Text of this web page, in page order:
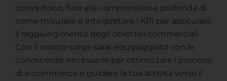
convertono, fino alla comprensione profonda di
come misurare e interpretare i KPI per assicurare
il raggiungimento degli obiettivi commerciali.
Con il nostro corso, sarai equipaggiato con le
conoscenze necessarie per ottimizzare i processi
di e-commerce e guidare la tua attività verso il